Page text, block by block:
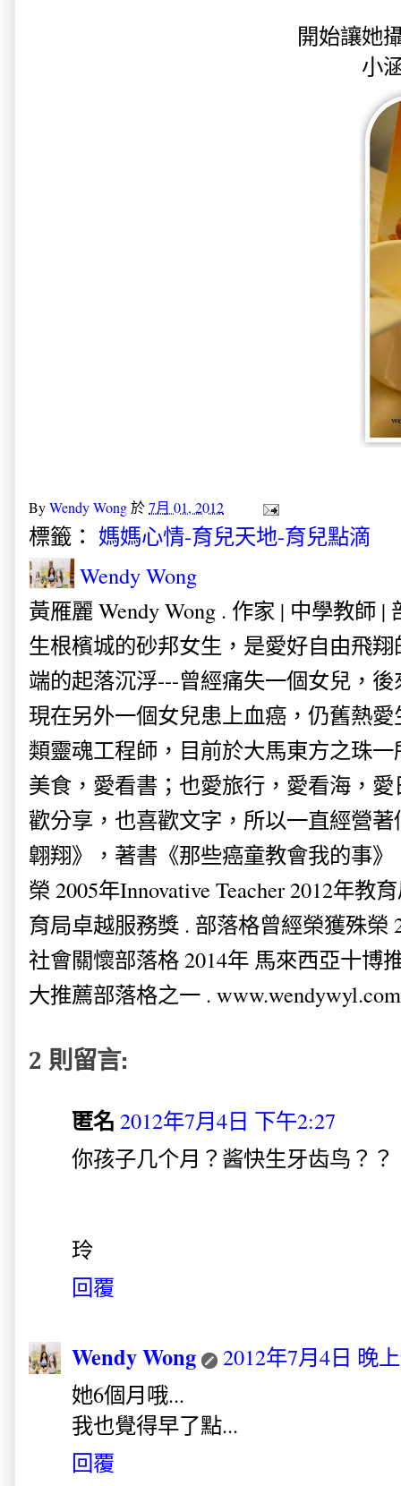
開始讓她
小
ByWendy Wong於7月 01, 2012
標籤： 媽媽心情-育兒天地-育兒點滴
Wendy Wong
黃雁麗 Wendy Wong . 作家 | 中學教師 |
生根檳城的砂邦女生，是愛好自由飛
端的起落沉浮---曾經痛失一個女兒，
現在另外一個女兒患上血癌，仍舊熱
類靈魂工程師，目前於大馬東方之珠
美食，愛看書；也愛旅行，愛看海，
歡分享，也喜歡文字，所以一直經營
翺翔》，著書《那些癌童教會我的事
榮 2005年Innovative Teacher 2012年教
育局卓越服務獎 . 部落格曾經榮獲殊榮
社會關懷部落格 2014年 馬來西亞十博
大推薦部落格之一 . www.wendywyl.com
2 則留言:
匿名 2012年7月4日 下午2:27
你孩子几个月？酱快生牙齿鸟？？
玲
回覆
Wendy Wong
2012年7月4日 晚
她6個月哦...
我也覺得早了點...
回覆